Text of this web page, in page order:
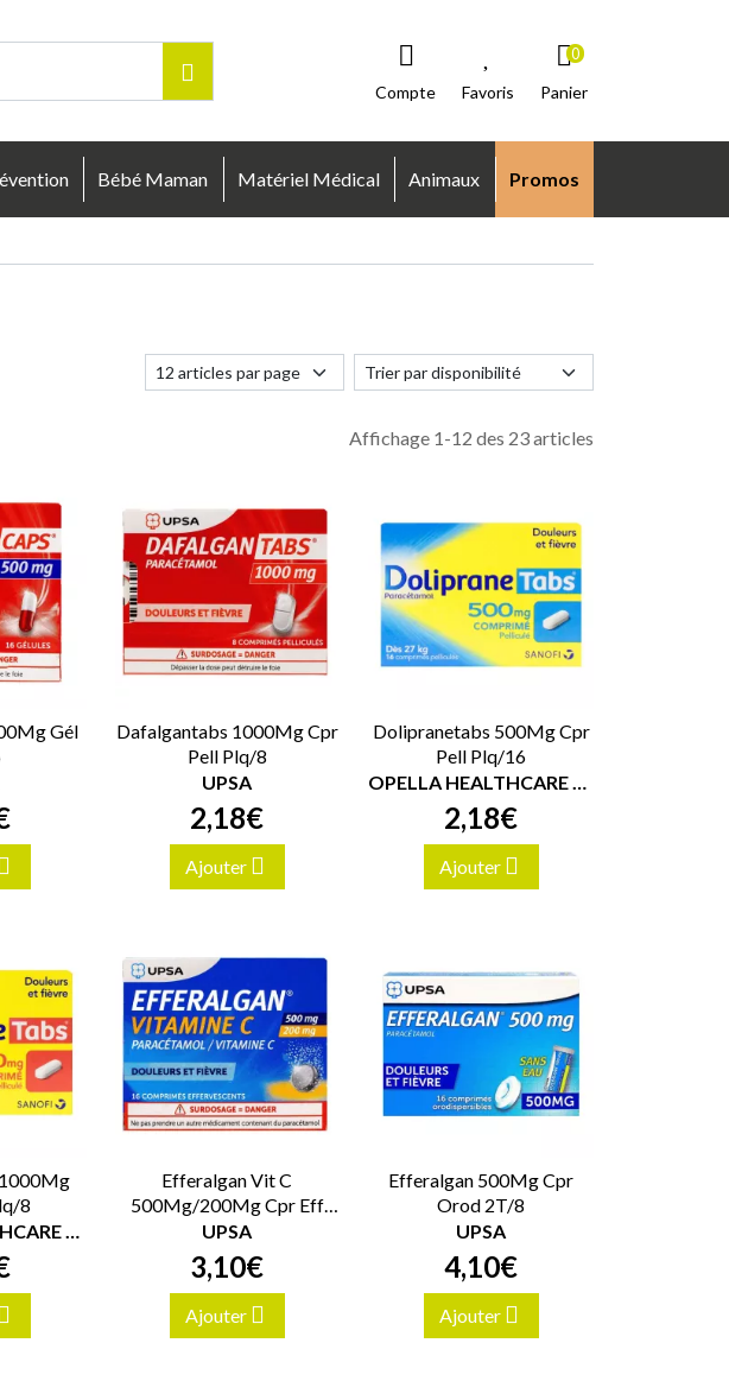
Compte Favoris Panier
0
Bébé Maman Matériel Médical Animaux Promos
Affichage 1-12 des 23 articles
Gél
Dafalgantabs 1000Mg Cpr
Pell Plq/8
UPSA
2,18€
Ajouter
Dolipranetabs 500Mg Cpr
Pell Plq/16
OPELLA HEALTHCARE FRANCE SAS
2,18€
Ajouter
8
OPELLA HEALTHCARE FRANCE SAS
Efferalgan Vit C
500Mg/200Mg Cpr Eff
2T/8
UPSA
3,10€
Ajouter
Efferalgan 500Mg Cpr
Orod 2T/8
UPSA
4,10€
Ajouter